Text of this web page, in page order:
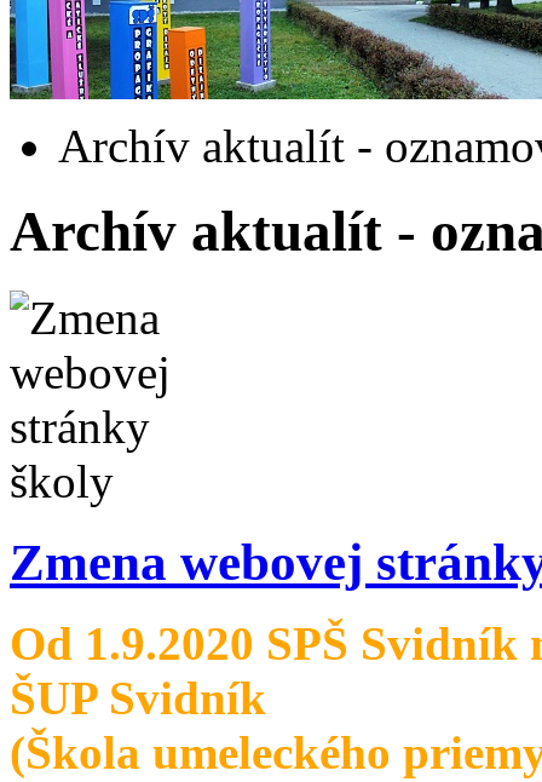
Archív aktualít -
Archív aktualít -
Zmena webovej
Od 1.9.2020 SPŠ Svidník
ŠUP Svidník
(Škola umeleckého